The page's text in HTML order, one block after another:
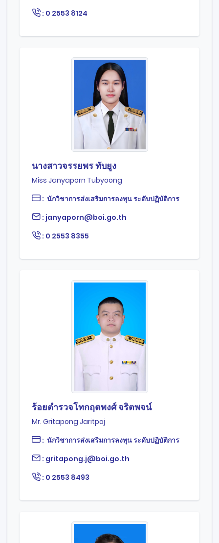
: 0 2553 8124
นางสาวจรรยพร ทับยูง
Miss Janyaporn Tubyoong
: นักวิชาการส่งเสริมการลงทุน ระดับปฏิบัติการ
: janyaporn@boi.go.th
: 0 2553 8355
ร้อยตำรวจโทกฤตพงศ์ จริตพจน์
Mr. Gritapong Jaritpoj
: นักวิชาการส่งเสริมการลงทุน ระดับปฏิบัติการ
: gritapong.j@boi.go.th
: 0 2553 8493